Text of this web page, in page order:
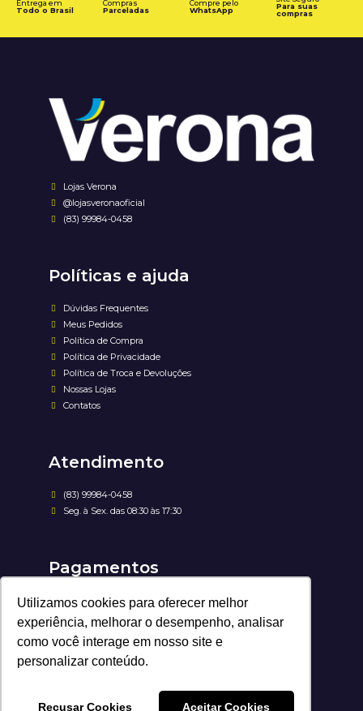
Utilizamos cookies para oferecer melhor
experiência, melhorar o desempenho, analisar
como você interage em nosso site e
personalizar conteúdo.
Recusar Cookies Aceitar Cookies
Entrega em
Todo o Brasil
Compras
Parceladas
Compre pelo
WhatsApp
Para suas
compras
Lojas Verona
@lojasveronaoficial
(83) 99984-0458
Políticas e ajuda
Dúvidas Frequentes
Meus Pedidos
Política de Compra
Política de Privacidade
Política de Troca e Devoluções
Nossas Lojas
Contatos
Atendimento
(83) 99984-0458
Seg. à Sex. das 08:30 às 17:30
Pagamentos